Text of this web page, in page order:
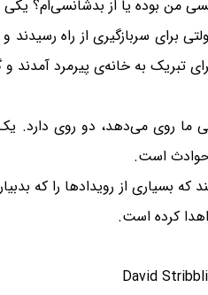
من بوده یا از بدشانسی‌ام؟
برای سربازگیری از راه
تبریک به خانه‌ی پیرمرد
ما روی می‌دهد، دو روی
حوادث است.
که بسیاری از رویدادها را که
کرده است.